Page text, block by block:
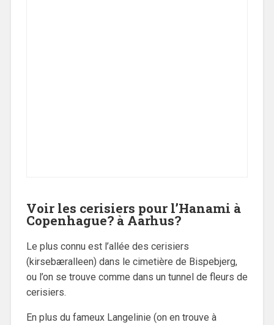
Voir les cerisiers pour l’Hanami à
Copenhague? à Aarhus?
Le plus connu est l’allée des cerisiers
(kirsebæralleen) dans le cimetière de Bispebjerg,
ou l’on se trouve comme dans un tunnel de fleurs de
cerisiers.
En plus du fameux Langelinie (on en trouve à